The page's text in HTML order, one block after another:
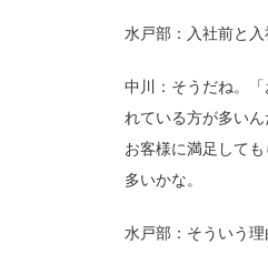
水戸部：入社前と
中川：そうだね。
れている方が多い
お客様に満足して
多いかな。
水戸部：そういう